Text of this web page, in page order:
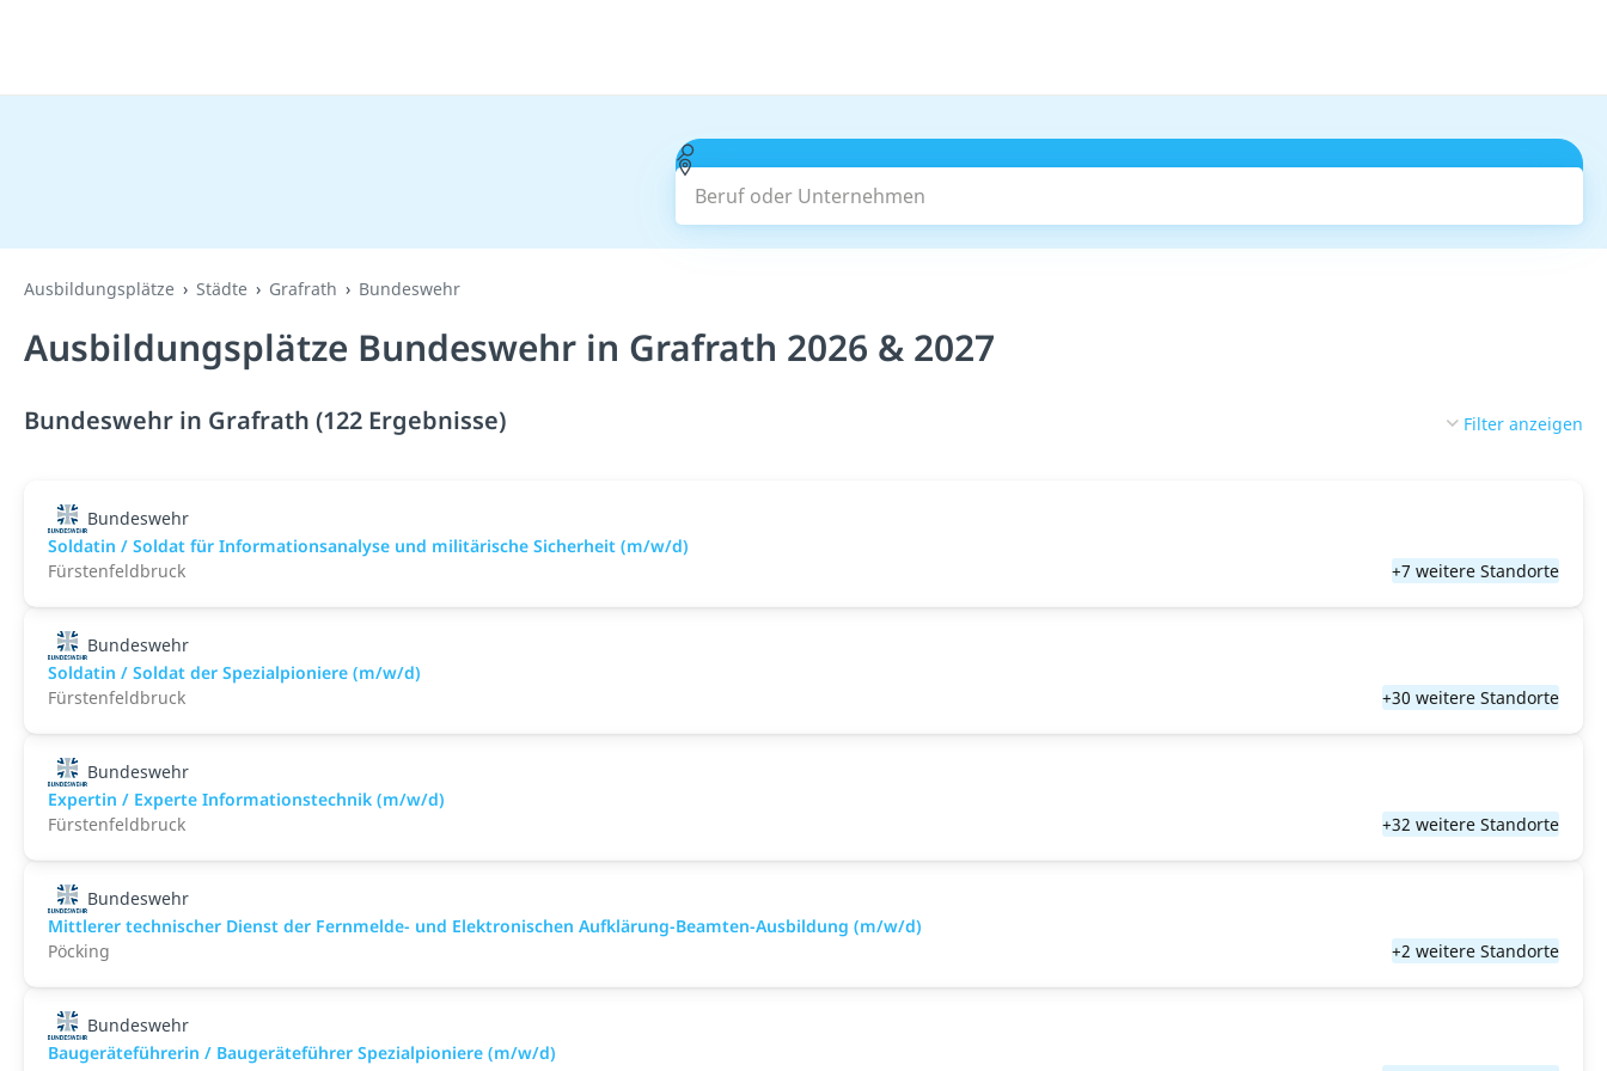
Beruf oder Unternehmen
Ausbildungsplätze Städte Grafrath Bundeswehr
Ausbildungsplätze Bundeswehr in Grafrath 2026 & 2027
Bundeswehr in Grafrath (122 Ergebnisse) Filter anzeigen
Bundeswehr
Soldatin / Soldat für Informationsanalyse und militärische Sicherheit (m/w/d)
Fürstenfeldbruck
+7 weitere Standorte
Bundeswehr
Soldatin / Soldat der Spezialpioniere (m/w/d)
Fürstenfeldbruck
+30 weitere Standorte
Bundeswehr
Expertin / Experte Informationstechnik (m/w/d)
Fürstenfeldbruck
+32 weitere Standorte
Bundeswehr
Mittlerer technischer Dienst der Fernmelde- und Elektronischen Aufklärung-Beamten-Ausbildung (m/w/d)
Pöcking
+2 weitere Standorte
Bundeswehr
Baugeräteführerin / Baugeräteführer Spezialpioniere (m/w/d)